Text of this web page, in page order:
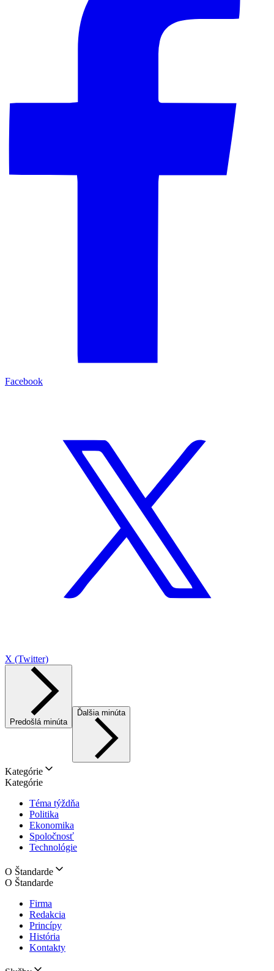
Facebook
X (Twitter)
Predošlá minúta
Ďalšia minúta
Kategórie
Kategórie
Téma týždňa
Politika
Ekonomika
Spoločnosť
Technológie
O Štandarde
O Štandarde
Firma
Redakcia
Princípy
História
Kontakty